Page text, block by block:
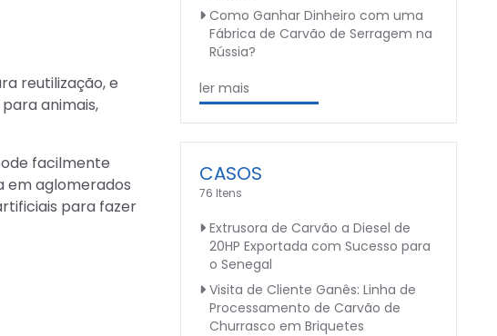
reutilização, e
animais,
facilmente
em aglomerados
para fazer
Como Ganhar Dinheiro com uma
Fábrica de Carvão de Serragem na
Rússia?
ler mais
CASOS
76 Itens
Extrusora de Carvão a Diesel de
20HP Exportada com Sucesso para
o Senegal
Visita de Cliente Ganês: Linha de
Processamento de Carvão de
Churrasco em Briquetes